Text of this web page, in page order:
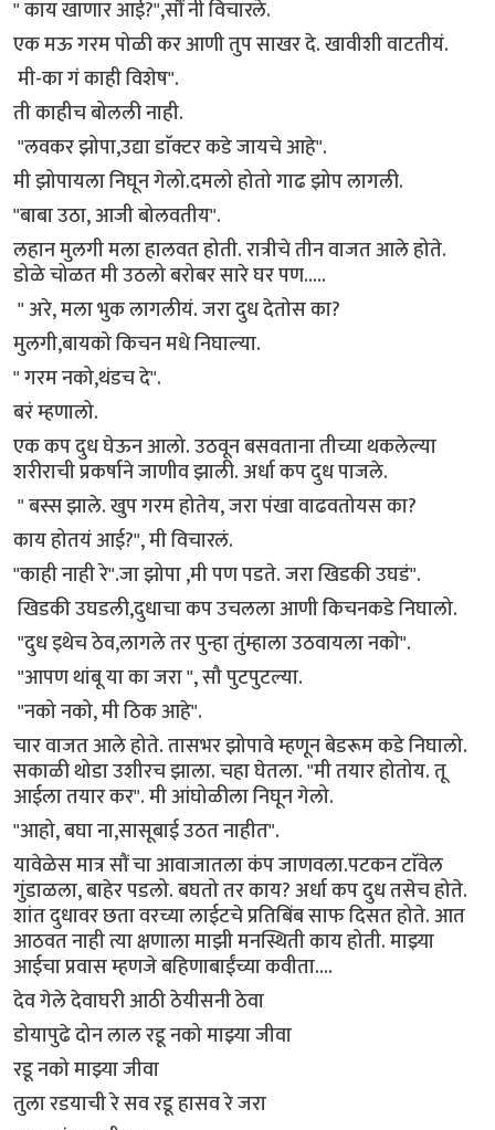
" काय खाणार आई?",सौं नी विचारले.
एक मऊ गरम पोळी कर आणी तुप साखर दे. खावीशी वाटतीयं.
मी-का गं काही विशेष".
ती काहीच बोलली नाही.
"लवकर झोपा,उद्या डाॅक्टर कडे जायचे आहे".
मी झोपायला निघून गेलो.दमलो होतो गाढ झोप लागली.
"बाबा उठा, आजी बोलवतीय".
लहान मुलगी मला हालवत होती. रात्रीचे तीन वाजत आले होते.
डोळे चोळत मी उठलो बरोबर सारे घर पण.....
" अरे, मला भुक लागलीयं. जरा दुध देतोस का?
मुलगी,बायको किचन मधे निघाल्या.
" गरम नको,थंडच दे".
बरं म्हणालो.
एक कप दुध घेऊन आलो. उठवून बसवताना तीच्या थकलेल्या
शरीराची प्रकर्षाने जाणीव झाली. अर्धा कप दुध पाजले.
" बस्स झाले. खुप गरम होतेय, जरा पंखा वाढवतोयस का?
काय होतयं आई?", मी विचारलं.
"काही नाही रे".जा झोपा ,मी पण पडते. जरा खिडकी उघडं".
खिडकी उघडली,दुधाचा कप उचलला आणी किचनकडे निघालो.
"दुध इथेच ठेव,लागले तर पुन्हा तुंम्हाला उठवायला नको".
"आपण थांबू या का जरा ", सौ पुटपुटल्या.
"नको नको, मी ठिक आहे".
चार वाजत आले होते. तासभर झोपावे म्हणून बेडरूम कडे निघालो.
सकाळी थोडा उशीरच झाला. चहा घेतला. "मी तयार होतोय. तू
आईला तयार कर". मी आंघोळीला निघून गेलो.
"आहो, बघा ना,सासूबाई उठत नाहीत".
यावेळेस मात्र सौं चा आवाजातला कंप जाणवला.पटकन टाॅवेल
गुंडाळला, बाहेर पडलो. बघतो तर काय? अर्धा कप दुध तसेच होते.
शांत दुधावर छता वरच्या लाईटचे प्रतिबिंब साफ दिसत होते. आत
आठवत नाही त्या क्षणाला माझी मनस्थिती काय होती. माझ्या
आईचा प्रवास म्हणजे बहिणाबाईंच्या कवीता....
देव गेले देवाघरी आठी ठेयीसनी ठेवा
डोयापुढे दोन लाल रडू नको माझ्या जीवा
रडू नको माझ्या जीवा
तुला रडयाची रे सव रडू हासव रे जरा